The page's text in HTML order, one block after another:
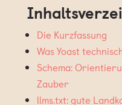
Die Kurzfassung
Was Yoast
Schema:
Zauber
llms.txt: gute